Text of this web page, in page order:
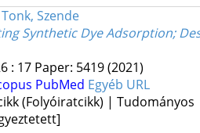
Tonk, Szende
Synthetic Dye Adsorption;
: 17 Paper: 5419(2021)
PubMed Egyéb URL
(Folyóiratcikk) | Tudományos